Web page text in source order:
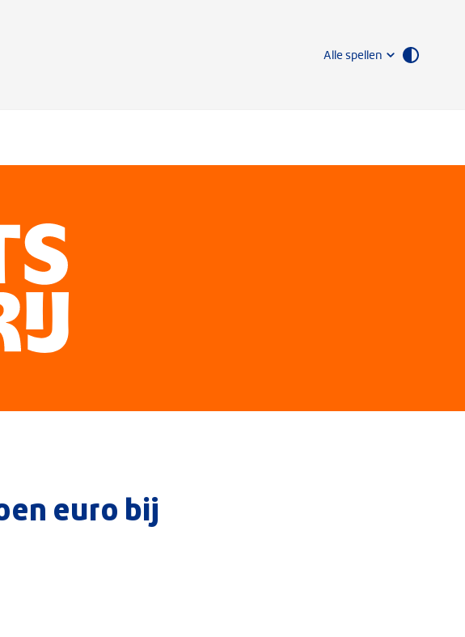
Alle spellen
euro bij